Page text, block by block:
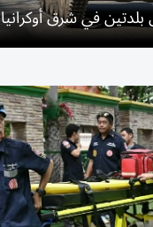
في شرق أوكرانيا